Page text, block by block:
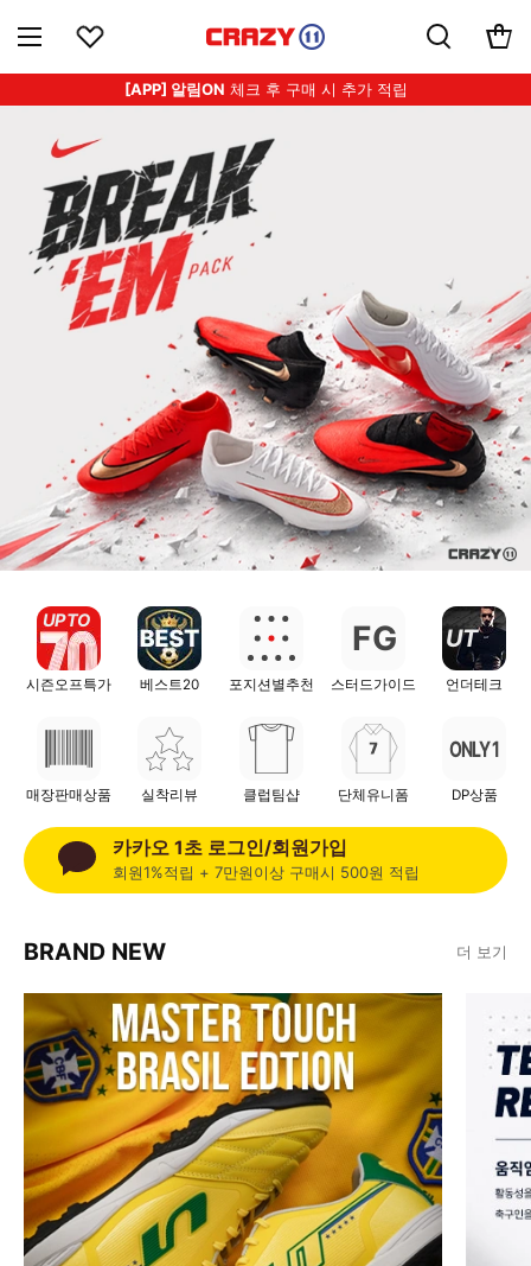
[APP] 알림ON 체크 후 구매 시 추가 적립
UP TO
시즌오프특가 베스트20 포지션별추천 F
G
스터드가이드
UT
언더테크
매장판매상품 실착리뷰 클럽팀샵 단체유니폼
ONLY 1
DP상품
카카오 1초 로그인/회원가입
회원1%적립 + 7만원이상 구매시 500원 적립
BRAND NEW 더 보기